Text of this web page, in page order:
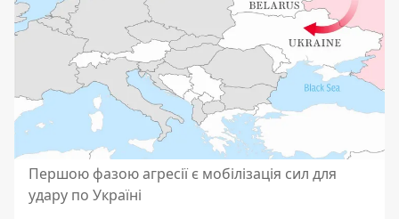
Першою фазою агресії є мобілізація сил для
удару по Україні